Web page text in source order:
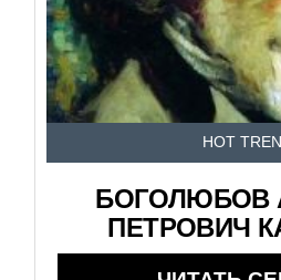
HOT
БОГОЛЮБОВ
ПЕТРОВИЧ